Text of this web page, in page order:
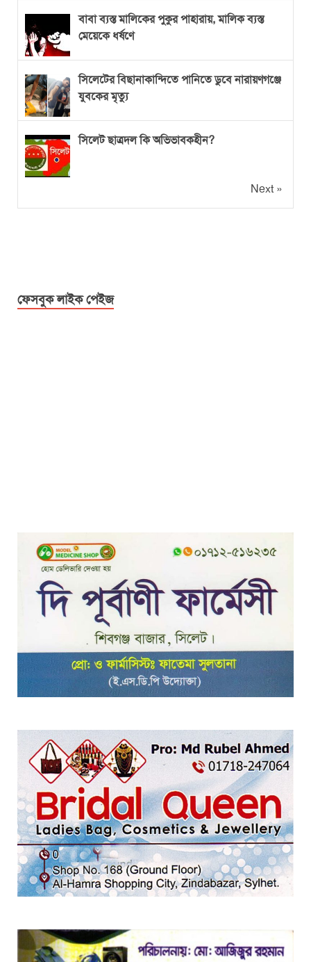
বাবা ব্যস্ত মালিকের পুকুর পাহারায়, মালিক ব্যস্ত
মেয়েকে ধর্ষণে
সিলেটের বিছানাকান্দিতে পানিতে ডুবে নারায়ণগঞ্জে
যুবকের মৃত্যু
সিলেট ছাত্রদল কি অভিভাবকহীন?
Next »
ফেসবুক লাইক পেইজ